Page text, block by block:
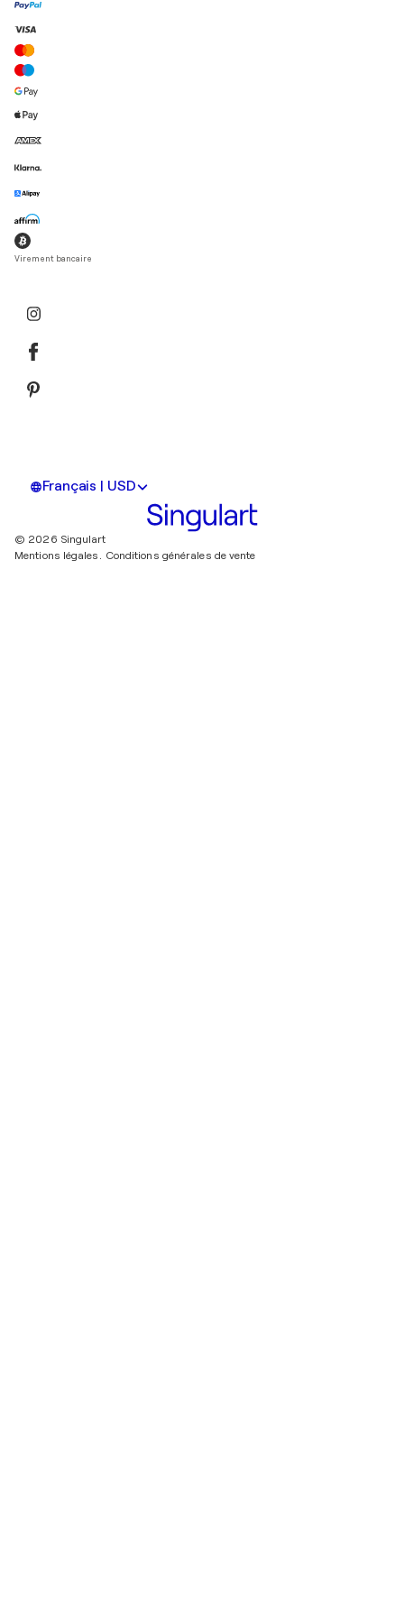
Virement bancaire
Français | USD
© 2026 Singulart
Mentions légales. Conditions générales de vente